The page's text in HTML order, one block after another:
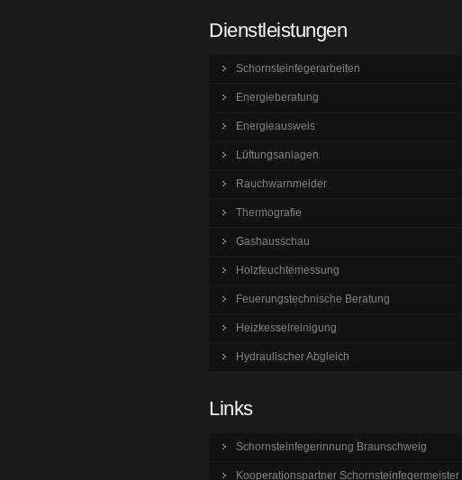
Dienstleistungen
Schornsteinfegerarbeiten
Energieberatung
Energieausweis
Lüftungsanlagen
Rauchwarnmelder
Thermografie
Gashausschau
Holzfeuchtemessung
Feuerungstechnische Beratung
Heizkesselreinigung
Hydraulischer Abgleich
Links
Schornsteinfegerinnung Braunschweig
Kooperationspartner Schornsteinfegermeister